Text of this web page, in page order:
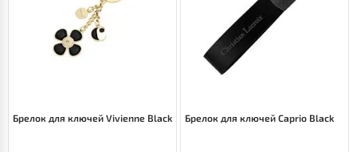
Брелок для ключей Vivienne Black Брелок для ключей Caprio Black